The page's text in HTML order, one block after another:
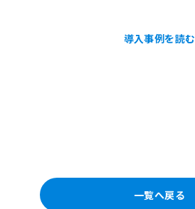
導入事例を読む
一覧へ戻る